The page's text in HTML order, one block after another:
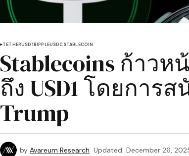
TETHERUSD1RIPPLEUSDCSTABLECOIN
Stablecoins ก้าวห
ถึง USD1 โดยการ
Trump
by Avareum Research Updated December 26,